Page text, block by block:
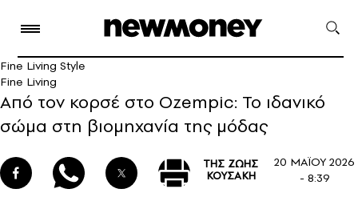
Fine Living Style
Fine Living
Από τον κορσέ στο Ozempic: Το ιδανικό
σώμα στη βιομηχανία της μόδας
ΤΗΣ ΖΩΗΣ
ΚΟΥΣΑΚΗ
20 ΜΑΪΟΥ 2026
- 8:39